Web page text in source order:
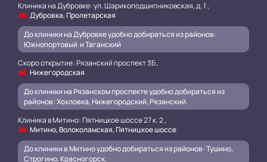
Клиника на Дубровке: ул. Шарикоподшипниковская, д. 1 ,
Дубровка, Пролетарская
До клиники на Дубровке удобно добираться из районов:
Южнопортовый и Таганский.
Скоро открытие: Рязанский проспект 3Б ,
Нижегородская
До клиники на Рязанском проспекте удобно добираться из
районов: Хохловка, Нижегородский, Рязанский..
Клиника в Митино: Пятницкое шоссе 27 к. 2 ,
Митино, Волоколамская, Пятницкое шоссе
До клиники в Митино удобно добираться из районов: Тушино,
Строгино, Красногорск.